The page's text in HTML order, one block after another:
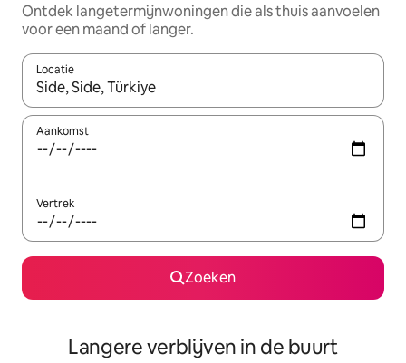
Ontdek langetermijnwoningen die als thuis aanvoelen
voor een maand of langer.
Locatie
Wanneer er resultaten beschikbaar zijn, maak je een keuze
Aankomst
Vertrek
Zoeken
Langere verblijven in de buurt